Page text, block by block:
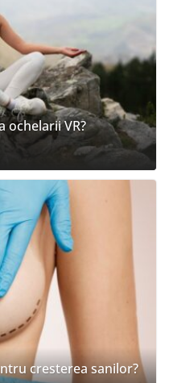
ochelarii VR?
cresterea sanilor?